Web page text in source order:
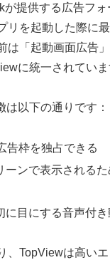
が提供する広告フ
リを起動した際に
は「起動画面広告
に統一されていま
以下の通りです：
告枠を独占できる
ーンで表示されるた
に目にする音声付
、TopViewは高い